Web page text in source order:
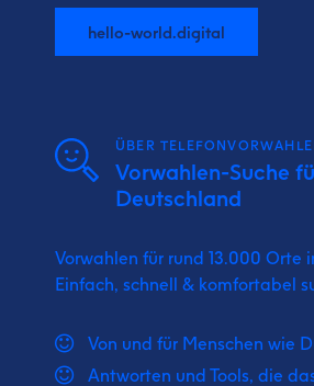
hello-world.digital
ÜBER
Vorwahlen-Suche
Deutschland
Vorwahlen für rund 13.000 Orte
Einfach, schnell & komfortabel
Von und für Menschen wie
Antworten und Tools, die